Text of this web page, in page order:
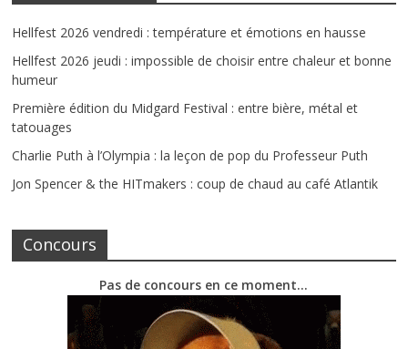
Hellfest 2026 vendredi : température et émotions en hausse
Hellfest 2026 jeudi : impossible de choisir entre chaleur et bonne
humeur
Première édition du Midgard Festival : entre bière, métal et
tatouages
Charlie Puth à l’Olympia : la leçon de pop du Professeur Puth
Jon Spencer & the HITmakers : coup de chaud au café Atlantik
Concours
Pas de concours en ce moment…